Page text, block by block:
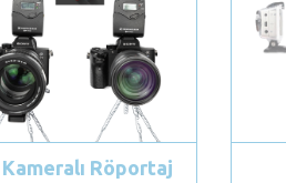
Kameralı Röportaj